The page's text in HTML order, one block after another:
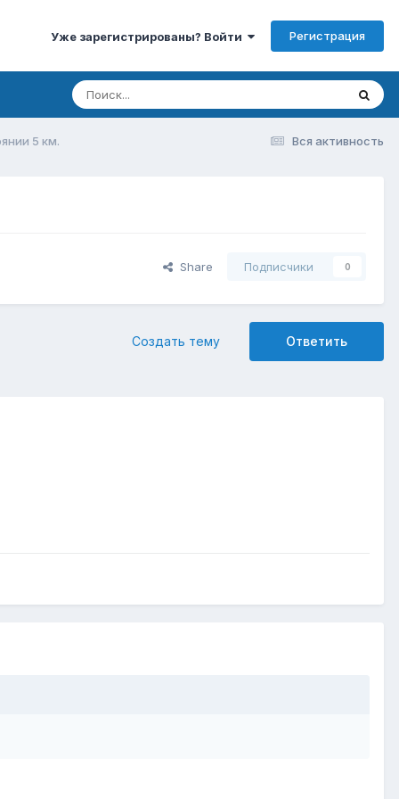
Уже зарегистрированы? Войти Регистрация
Вся активность
5 км.
Share Подписчики 0
Ответить
Создать тему